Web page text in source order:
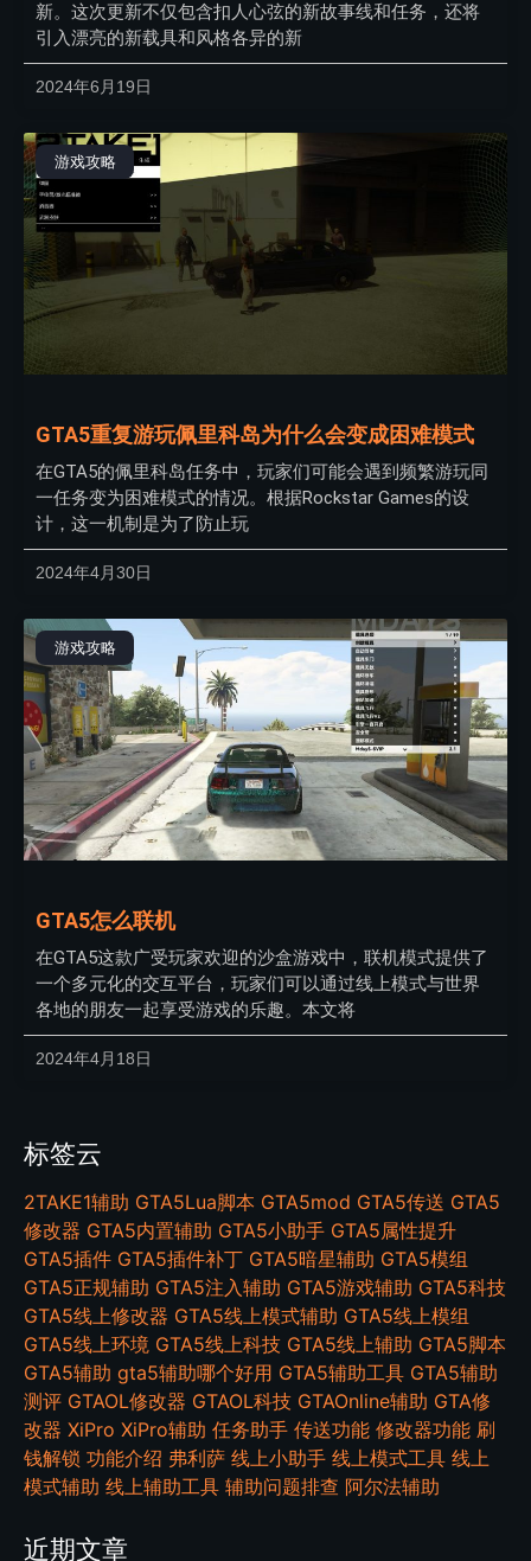
新。这次更新不仅包含扣人心弦的新故事线和任务，还将
引入漂亮的新载具和风格各异的新
2024年6月19日
游戏攻略
GTA5重复游玩佩里科岛为什么会变成困难模式
在GTA5的佩里科岛任务中，玩家们可能会遇到频繁游玩同
一任务变为困难模式的情况。根据Rockstar Games的设
计，这一机制是为了防止玩
2024年4月30日
游戏攻略
GTA5怎么联机
在GTA5这款广受玩家欢迎的沙盒游戏中，联机模式提供了
一个多元化的交互平台，玩家们可以通过线上模式与世界
各地的朋友一起享受游戏的乐趣。本文将
2024年4月18日
标签云
2TAKE1辅助 GTA5Lua脚本 GTA5mod GTA5传送 GTA5
修改器 GTA5内置辅助 GTA5小助手 GTA5属性提升
GTA5插件 GTA5插件补丁 GTA5暗星辅助 GTA5模组
GTA5正规辅助 GTA5注入辅助 GTA5游戏辅助 GTA5科技
GTA5线上修改器 GTA5线上模式辅助 GTA5线上模组
GTA5线上环境 GTA5线上科技 GTA5线上辅助 GTA5脚本
GTA5辅助 gta5辅助哪个好用 GTA5辅助工具 GTA5辅助
测评 GTAOL修改器 GTAOL科技 GTAOnline辅助 GTA修
改器 XiPro XiPro辅助 任务助手 传送功能 修改器功能 刷
钱解锁 功能介绍 弗利萨 线上小助手 线上模式工具 线上
模式辅助 线上辅助工具 辅助问题排查 阿尔法辅助
近期文章